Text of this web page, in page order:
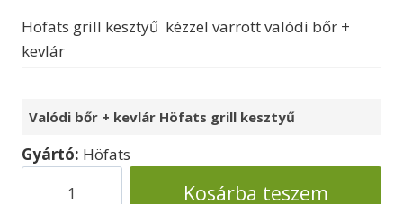
Höfats grill kesztyű kézzel varrott valódi bőr +
kevlár
Valódi bőr + kevlár Höfats grill kesztyű
Gyártó: Höfats
Kosárba teszem